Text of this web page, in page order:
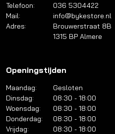
Telefoon:
036 5304422
Mail:
info@bykestore.nl
Adres:
Brouwerstraat 8B
1315 BP Almere
Openingstijden
Maandag:
Gesloten
Dinsdag:
08:30 - 18:00
Woensdag:
08:30 - 18:00
Donderdag:
08:30 - 18:00
Vrijdag:
08:30 - 18:00